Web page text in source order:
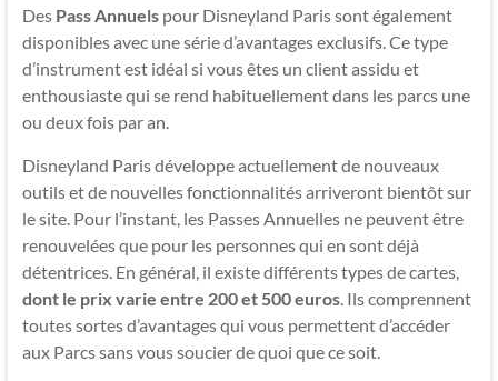
Des Pass Annuelspour Disneyland Paris sont également
disponibles avec une série d’avantages exclusifs. Ce type
d’instrument est idéal si vous êtes un client assidu et
enthousiaste qui se rend habituellement dans les parcs une
ou deux fois par an.
Disneyland Paris développe actuellement de nouveaux
outils et de nouvelles fonctionnalités arriveront bientôt sur
le site. Pour l’instant, les Passes Annuelles ne peuvent être
renouvelées que pour les personnes qui en sont déjà
détentrices. En général, il existe différents types de cartes,
dont le prix varie entre 200 et 500 euros. Ils comprennent
toutes sortes d’avantages qui vous permettent d’accéder
aux Parcs sans vous soucier de quoi que ce soit.